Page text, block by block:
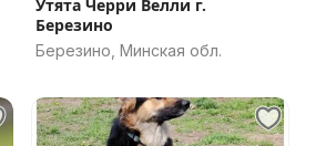
Утята Черри Велли г.
Березино
Березино, Минская обл.